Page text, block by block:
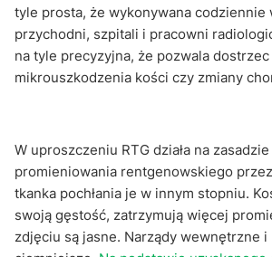
tyle prosta, że wykonywana codziennie
przychodni, szpitali i pracowni
na tyle precyzyjna, że pozwala
mikrouszkodzenia kości czy zmiany
W uproszczeniu RTG działa na
promieniowania rentgenowskiego przez
tkanka pochłania je w innym stopniu.
swoją gęstość, zatrzymują więcej
zdjęciu są jasne. Narządy wewnętrzne